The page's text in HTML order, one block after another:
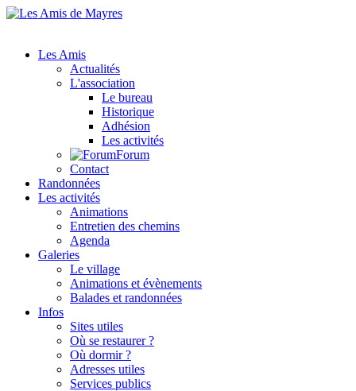
Les Amis
Actualités
L'association
Le bureau
Historique
Adhésion
Les activités
Forum
Contact
Randonnées
Les activités
Animations
Entretien des chemins
Agenda
Galeries
Le village
Animations et évènements
Balades et randonnées
Infos
Sites utiles
Où se restaurer ?
Où dormir ?
Adresses utiles
Services publics